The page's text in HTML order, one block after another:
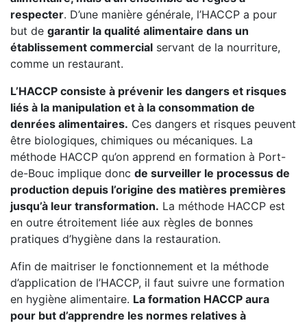
respecter. D’une manière générale, l’HACCP a pour
but de garantir la qualité alimentaire dans un
établissement commercial servant de la nourriture,
comme un restaurant.
L’HACCP consiste à prévenir les dangers et risques
liés à la manipulation et à la consommation de
denrées alimentaires. Ces dangers et risques peuvent
être biologiques, chimiques ou mécaniques. La
méthode HACCP qu’on apprend en formation à Port-
de-Bouc implique donc de surveiller le processus de
production depuis l’origine des matières premières
jusqu’à leur transformation. La méthode HACCP est
en outre étroitement liée aux règles de bonnes
pratiques d’hygiène dans la restauration.
Afin de maitriser le fonctionnement et la méthode
d’application de l’HACCP, il faut suivre une formation
en hygiène alimentaire. La formation HACCP aura
pour but d’apprendre les normes relatives à